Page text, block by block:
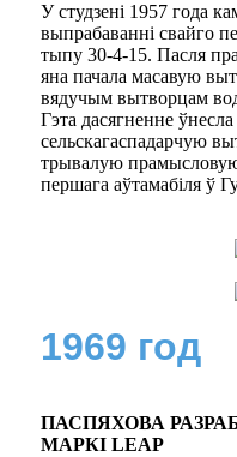
У студзені 1957 года
выпрабаванні свайго
тыпу 30-4-15. Пасля
яна пачала масавую
вядучым вытворцам
Гэта дасягненне
сельскагаспадарчую
трывалую
першага аўтамабіля ў
1969 год
ПАСПЯХОВА
МАРКІ LEAP